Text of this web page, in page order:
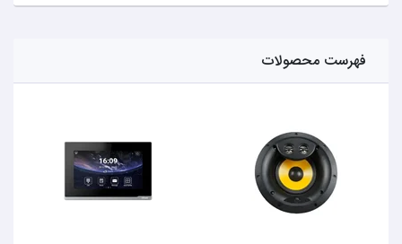
فهرست محصولات